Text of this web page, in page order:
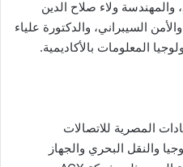
والمهندسة ولاء صلاح الدين
السيبراني، والدكتورة علياء
المعلومات بالأكاديمية.
المصرية للاتصالات
والنقل البحري والجهاز